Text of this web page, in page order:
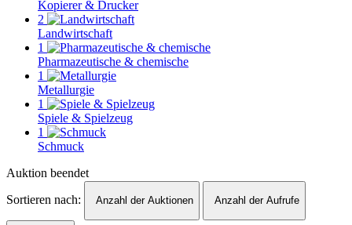
Kopierer & Drucker
2
Landwirtschaft
1
Pharmazeutische & chemische
1
Metallurgie
1
Spiele & Spielzeug
1
Schmuck
Auktion beendet
Sortieren nach:
Anzahl der Auktionen Anzahl der Aufrufe